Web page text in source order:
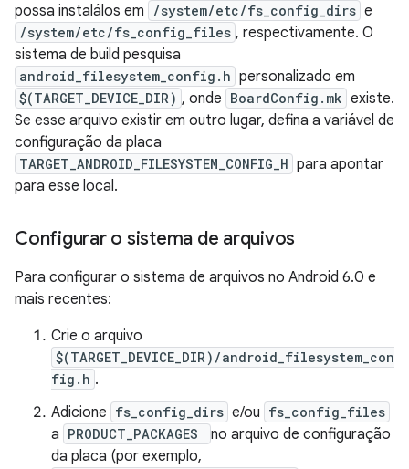
possa instalálos em
/system/etc/fs_config_dirs e
/system/etc/fs_config_files , respectivamente. O
sistema de build pesquisa
android_filesystem_config.h personalizado em
$(TARGET_DEVICE_DIR) , onde BoardConfig.mk existe.
Se esse arquivo existir em outro lugar, defina a variável de
configuração da placa
TARGET_ANDROID_FILESYSTEM_CONFIG_H para apontar
para esse local.
Configurar o sistema de arquivos
Para configurar o sistema de arquivos no Android 6.0 e
mais recentes:
Crie o arquivo
$(TARGET_DEVICE_DIR)/android_filesystem_con
fig.h .
Adicione fs_config_dirs e/ou fs_config_files
a PRODUCT_PACKAGES
no arquivo de configuração
da placa (por exemplo,